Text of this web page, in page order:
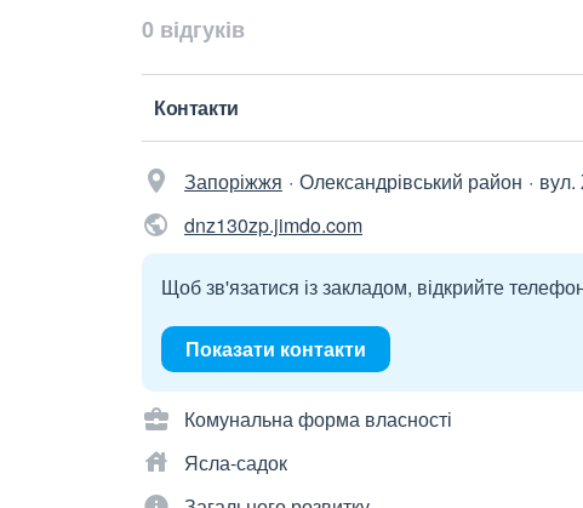
0 відгуків
Контакти
Запоріжжя Олександрівський район вул.
dnz130zp.jimdo.com
Щоб зв'язатися із закладом, відкрийте
Показати контакти
Комунальна форма власності
Ясла-садок